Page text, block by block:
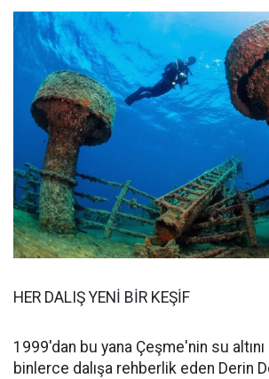
HER DALIŞ YENİ BİR KEŞİF
1999'dan bu yana Çeşme'nin su
binlerce dalışa rehberlik eden Derin